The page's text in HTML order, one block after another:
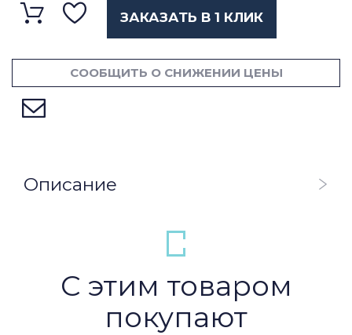
ЗАКАЗАТЬ В 1 КЛИК
СООБЩИТЬ О СНИЖЕНИИ ЦЕНЫ
Описание
С этим товаром
покупают